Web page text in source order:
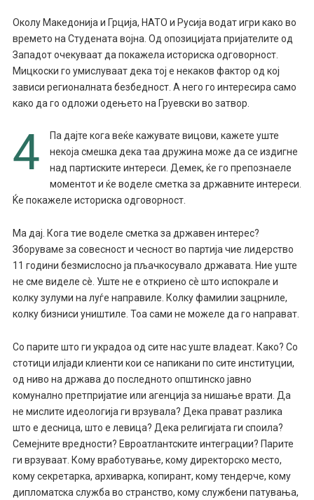
Околу Македонија и Грција, НАТО и Русија водат игри како во
времето на Студената војна. Од опозицијата пријателите од
Западот очекуваат да покажела историска одговорност.
Мицкоски го умислуваат дека тој е некаков фактор од кој
зависи регионалната безбедност. А него го интересира само
како да го одложи одењето на Груевски во затвор.
4
Па дајте кога веќе кажувате вицови, кажете уште
некоја смешка дека таа дружина може да се издигне
над партиските интереси. Демек, ќе го препознаеле
моментот и ќе воделе сметка за државните интереси.
Ќе покажеле историска одговорност.
Ма дај. Кога тие воделе сметка за државен интерес?
Зборуваме за совесност и чесност во партија чие лидерство
11 години безмислосно ја пљачкосувало државата. Ние уште
не сме виделе сè. Уште не е откриено сè што испокрале и
колку зулуми на луѓе направиле. Колку фамилии зацрниле,
колку бизниси уништиле. Тоа сами не можеле да го направат.
Со парите што ги украдоа од сите нас уште владеат. Како? Со
стотици илјади клиенти кои се напикани по сите институции,
од ниво на држава до последното општинско јавно
комунално претпријатие или агенција за нишање врати. Да
не мислите идеологија ги врзувала? Дека прават разлика
што е десница, што е левица? Дека религијата ги споила?
Семејните вредности? Евроатлантските интеграции? Парите
ги врзуваат. Кому вработување, кому директорско место,
кому секретарка, архиварка, копирант, кому тендерче, кому
дипломатска служба во странство, кому службени патувања,